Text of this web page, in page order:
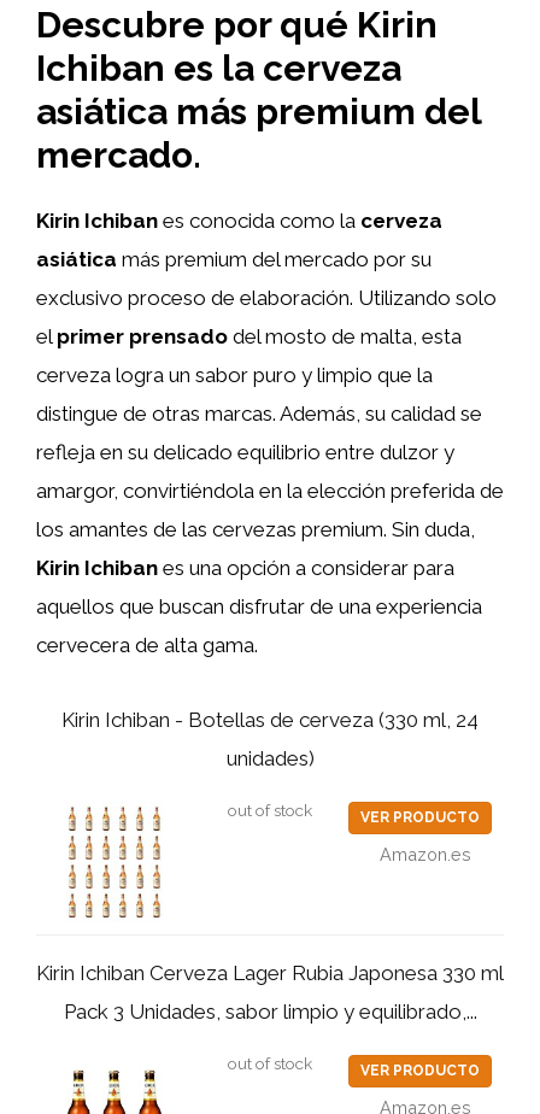
Descubre por qué Kirin
Ichiban es la cerveza
asiática más premium del
mercado.
Kirin Ichiban es conocida como la cerveza
asiática más premium del mercado por su
exclusivo proceso de elaboración. Utilizando solo
el primer prensado del mosto de malta, esta
cerveza logra un sabor puro y limpio que la
distingue de otras marcas. Además, su calidad se
refleja en su delicado equilibrio entre dulzor y
amargor, convirtiéndola en la elección preferida de
los amantes de las cervezas premium. Sin duda,
Kirin Ichiban es una opción a considerar para
aquellos que buscan disfrutar de una experiencia
cervecera de alta gama.
Kirin Ichiban - Botellas de cerveza (330 ml, 24
unidades)
out of stock VER PRODUCTO
Amazon.es
Kirin Ichiban Cerveza Lager Rubia Japonesa 330 ml
Pack 3 Unidades, sabor limpio y equilibrado,...
out of stock VER PRODUCTO
Amazon.es